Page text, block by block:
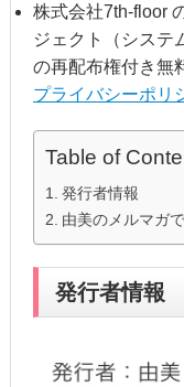
株式会社7th-floor
ジェクト（システ
の再配布権付き無
プライバシーポリ
Table of
発行者情報
由美のメルマガ
発行者情報